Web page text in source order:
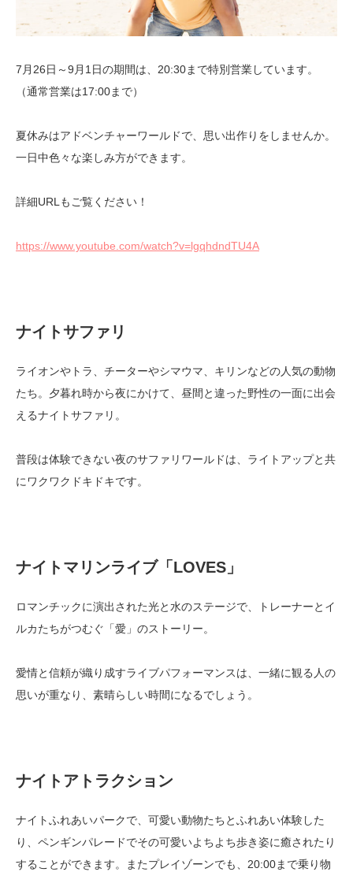
7月26日～9月1日の期間は、20:30まで特別営業しています。
（通常営業は17:00まで）
夏休みはアドベンチャーワールドで、思い出作りをしませんか。
一日中色々な楽しみ方ができます。
詳細URLもご覧ください！
https://www.youtube.com/watch?v=lgqhdndTU4A
ナイトサファリ
ライオンやトラ、チーターやシマウマ、キリンなどの人気の動物
たち。夕暮れ時から夜にかけて、昼間と違った野性の一面に出会
えるナイトサファリ。
普段は体験できない夜のサファリワールドは、ライトアップと共
にワクワクドキドキです。
ナイトマリンライブ「LOVES 」
ロマンチックに演出された光と水のステージで、トレーナーとイ
ルカたちがつむぐ「愛」のストーリー。
愛情と信頼が織り成すライブパフォーマンスは、一緒に観る人の
思いが重なり、素晴らしい時間になるでしょう。
ナイトアトラクション
ナイトふれあいパークで、可愛い動物たちとふれあい体験した
り、ペンギンパレードでその可愛いよちよち歩き姿に癒されたり
することができます。またプレイゾーンでも、20:00まで乗り物